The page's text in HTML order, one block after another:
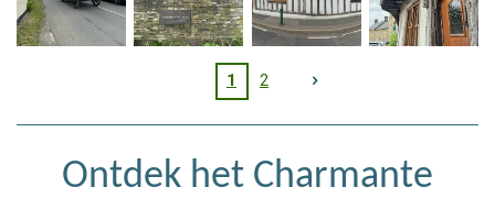
1 2
Ontdek het Charmante